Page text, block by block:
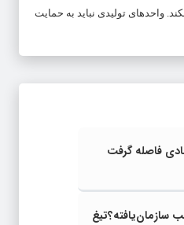
واحدهای تولیدی نباید به حمایت
فاصله گرفت
سازمان‌یافته؟تیغ